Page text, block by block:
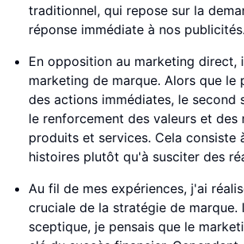
traditionnel, qui repose sur la
réponse immédiate à nos publicités.
En opposition au marketing direct,
marketing de marque. Alors que le
des actions immédiates, le second
le renforcement des valeurs et des
produits et services. Cela consiste
histoires plutôt qu'à susciter des
Au fil de mes expériences, j'ai
cruciale de la stratégie de marque.
sceptique, je pensais que le